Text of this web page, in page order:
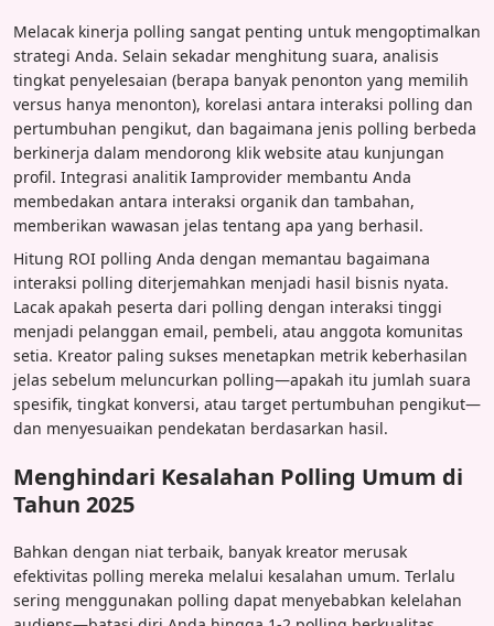
Melacak kinerja polling sangat penting untuk mengoptimalkan
strategi Anda. Selain sekadar menghitung suara, analisis
tingkat penyelesaian (berapa banyak penonton yang memilih
versus hanya menonton), korelasi antara interaksi polling dan
pertumbuhan pengikut, dan bagaimana jenis polling berbeda
berkinerja dalam mendorong klik website atau kunjungan
profil. Integrasi analitik Iamprovider membantu Anda
membedakan antara interaksi organik dan tambahan,
memberikan wawasan jelas tentang apa yang berhasil.
Hitung ROI polling Anda dengan memantau bagaimana
interaksi polling diterjemahkan menjadi hasil bisnis nyata.
Lacak apakah peserta dari polling dengan interaksi tinggi
menjadi pelanggan email, pembeli, atau anggota komunitas
setia. Kreator paling sukses menetapkan metrik keberhasilan
jelas sebelum meluncurkan polling—apakah itu jumlah suara
spesifik, tingkat konversi, atau target pertumbuhan pengikut—
dan menyesuaikan pendekatan berdasarkan hasil.
Menghindari Kesalahan Polling Umum di
Tahun 2025
Bahkan dengan niat terbaik, banyak kreator merusak
efektivitas polling mereka melalui kesalahan umum. Terlalu
sering menggunakan polling dapat menyebabkan kelelahan